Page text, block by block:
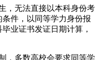
，无法直接以本科身份考
条件，以同等学力身份报
业证书发证日期计算，
，多数高校会要求同等学